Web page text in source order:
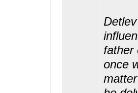
father
once